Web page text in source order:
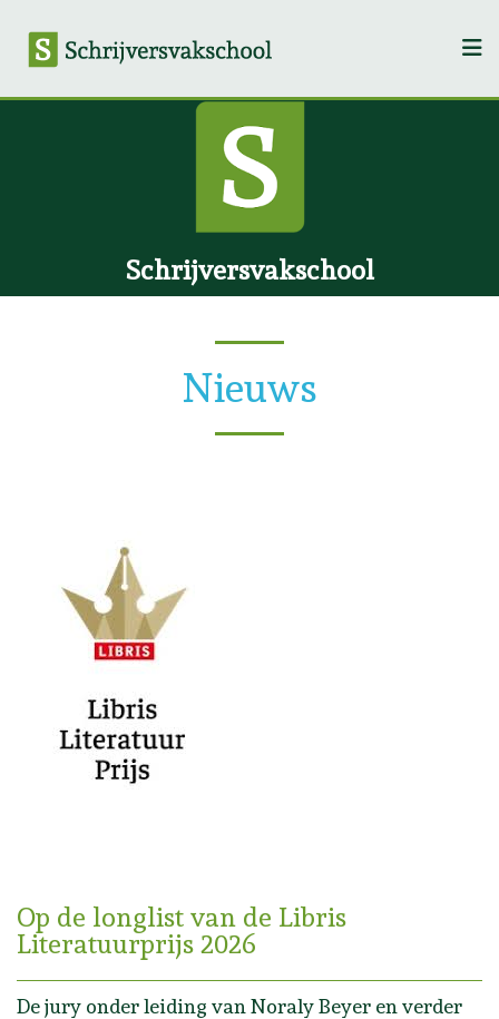
Schrijversvakschool
Nieuws
Op de longlist van de Libris
Literatuurprijs 2026
De jury onder leiding van Noraly Beyer en verder